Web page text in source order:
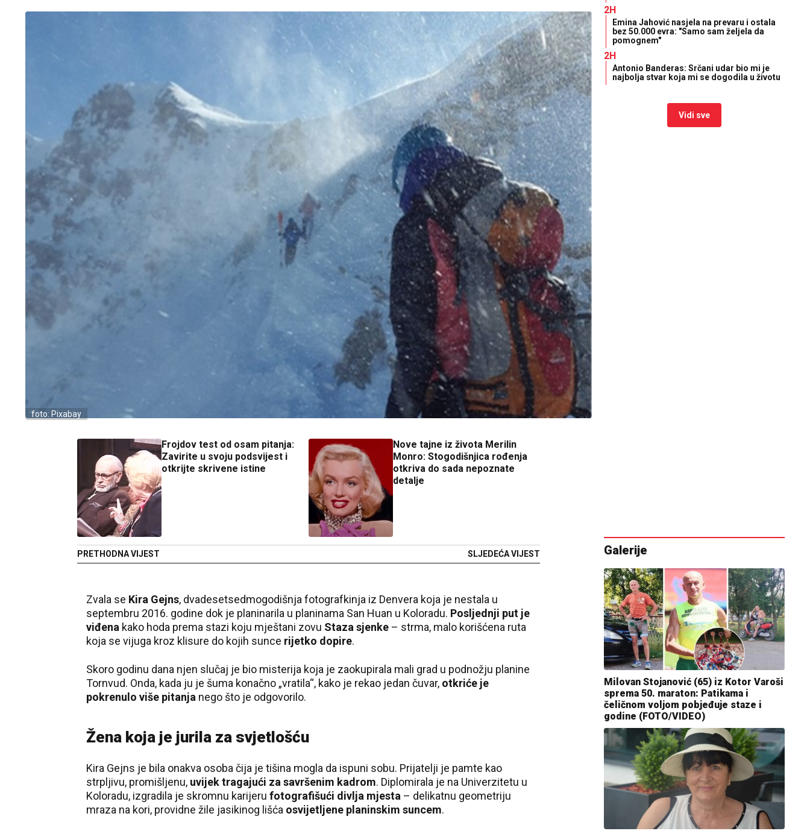
foto: Pixabay
Frojdov test od osam pitanja:
Zavirite u svoju podsvijest i
otkrijte skrivene istine
PRETHODNA VIJEST
Nove tajne iz života Merilin
Monro: Stogodišnjica rođenja
otkriva do sada nepoznate
detalje
SLJEDEĆA VIJEST
Zvala se Kira Gejns, dvadesetsedmogodišnja fotografkinja iz Denvera koja je nestala u
septembru 2016. godine dok je planinarila u planinama San Huan u Koloradu. Posljednji put je
viđena kako hoda prema stazi koju mještani zovu Staza sjenke – strma, malo korišćena ruta
koja se vijuga kroz klisure do kojih sunce rijetko dopire.
Skoro godinu dana njen slučaj je bio misterija koja je zaokupirala mali grad u podnožju planine
Tornvud. Onda, kada ju je šuma konačno „vratila“, kako je rekao jedan čuvar, otkriće je
pokrenulo više pitanja nego što je odgovorilo.
Žena koja je jurila za svjetlošću
Kira Gejns je bila onakva osoba čija je tišina mogla da ispuni sobu. Prijatelji je pamte kao
strpljivu, promišljenu, uvijek tragajući za savršenim kadrom. Diplomirala je na Univerzitetu u
Koloradu, izgradila je skromnu karijeru fotografišući divlja mjesta – delikatnu geometriju
mraza na kori, providne žile jasikinog lišća osvijetljene planinskim suncem.
2H
Emina Jahović nasjela na prevaru i ostala
bez 50.000 evra: "Samo sam željela da
pomognem"
2H
Antonio Banderas: Srčani udar bio mi je
najbolja stvar koja mi se dogodila u životu
Vidi sve
Galerije
Milovan Stojanović (65) iz Kotor Varoši
sprema 50. maraton: Patikama i
čeličnom voljom pobjeđuje staze i
godine (FOTO/VIDEO)